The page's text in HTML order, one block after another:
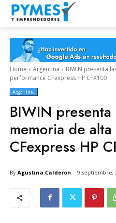
Home Argentina
BIWIN presenta
performance CFexpress HP CFX100
Argentina
BIWIN
memoria de
CFexpress HP
By Agustina Calderon 9 septiembre,